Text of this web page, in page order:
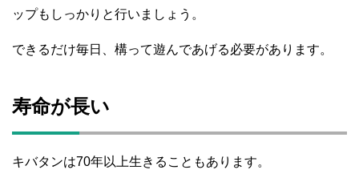
ップもしっかりと行いましょう。
できるだけ毎日、構って遊んであげる必要があります。
寿命が長い
キバタンは70年以上生きることもあります。